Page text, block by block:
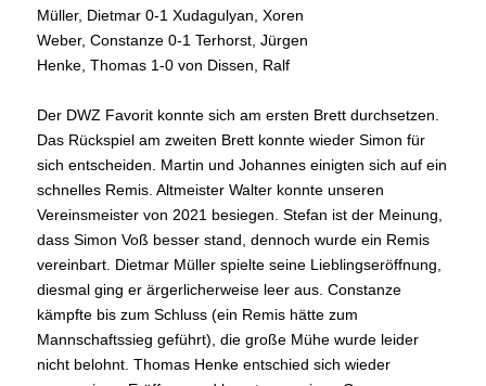
Müller, Dietmar 0-1 Xudagulyan, Xoren
Weber, Constanze 0-1 Terhorst, Jürgen
Henke, Thomas 1-0 von Dissen, Ralf
Der DWZ Favorit konnte sich am ersten Brett durchsetzen.
Das Rückspiel am zweiten Brett konnte wieder Simon für
sich entscheiden. Martin und Johannes einigten sich auf ein
schnelles Remis. Altmeister Walter konnte unseren
Vereinsmeister von 2021 besiegen. Stefan ist der Meinung,
dass Simon Voß besser stand, dennoch wurde ein Remis
vereinbart. Dietmar Müller spielte seine Lieblingseröffnung,
diesmal ging er ärgerlicherweise leer aus. Constanze
kämpfte bis zum Schluss (ein Remis hätte zum
Mannschaftssieg geführt), die große Mühe wurde leider
nicht belohnt. Thomas Henke entschied sich wieder